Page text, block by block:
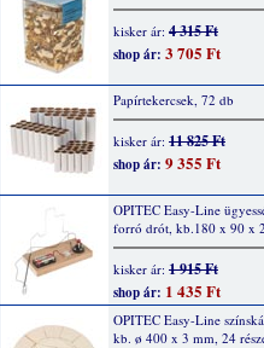
kisker ár: 4 315 Ft
shop ár: 3 705 Ft
Papírtekercsek, 72 db
kisker ár: 11 825 Ft
shop ár: 9 355 Ft
OPITEC Easy-Line
forró drót, kb.180 x 90 x
kisker ár: 1 915 Ft
shop ár: 1 435 Ft
OPITEC Easy-Line
kb. ø 400 x 3 mm, 24